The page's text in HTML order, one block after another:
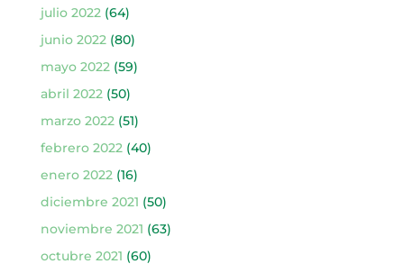
julio 2022(64)
junio 2022(80)
mayo 2022(59)
abril 2022(50)
marzo 2022(51)
febrero 2022(40)
enero 2022(16)
diciembre 2021 (50)
noviembre 2021 (63)
octubre 2021 (60)